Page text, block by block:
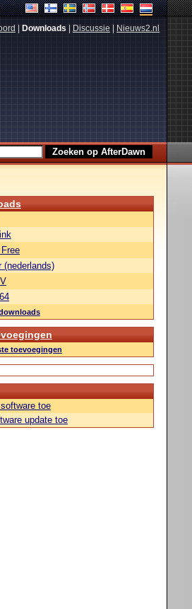
Downloads Discussie Nieuws2.nl
(nederlands)
toevoegingen
toe
update toe